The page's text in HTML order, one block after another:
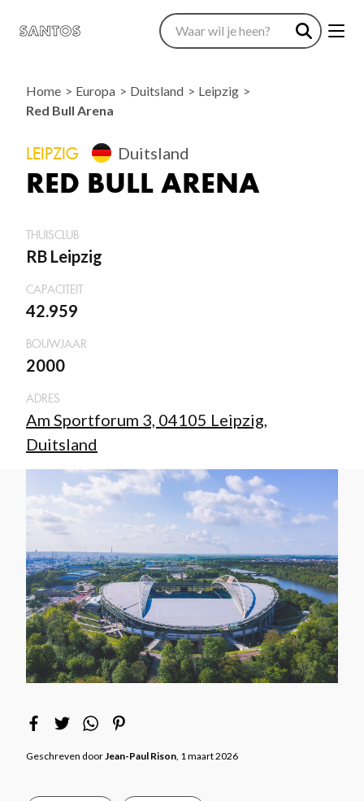
Home Europa Duitsland
Leipzig
Red Bull Arena
LEIPZIG Duitsland
RED BULL ARENA
THUISCLUB
RB Leipzig
CAPACITEIT
42.959
BOUWJAAR
2000
ADRES
Am Sportforum 3, 04105 Leipzig,
Duitsland
Geschreven doorJean-Paul Rison, 1 maart 2026